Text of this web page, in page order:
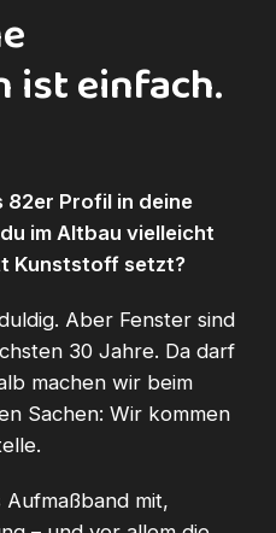
ist einfach.
Profil in deine
im Altbau vielleicht
Kunststoff setzt?
Aber Fenster sind
30 Jahre. Da darf
machen wir beim
Sachen: Wir kommen
mit,